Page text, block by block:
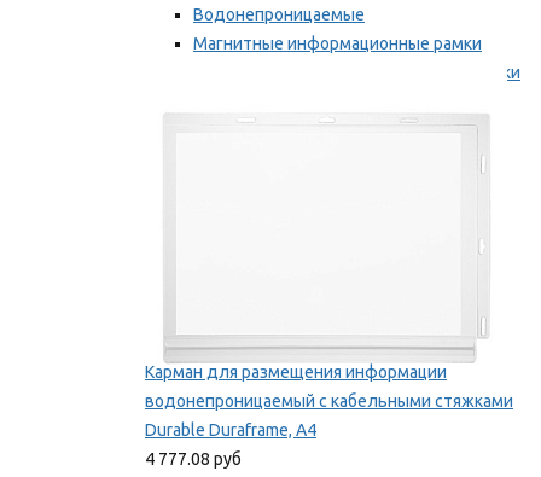
Водонепроницаемые
Магнитные информационные рамки
Самоклеящиеся информационные рамки
Карман для размещения информации
водонепроницаемый с кабельными стяжками
Durable Duraframe, А4
4 777.08 руб